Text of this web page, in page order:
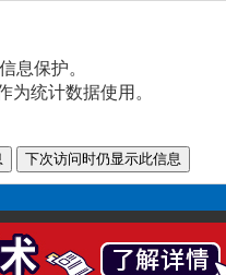
息保护。
统计数据使用。